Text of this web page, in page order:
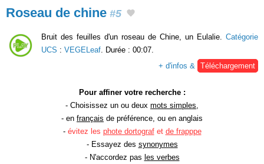
Roseau de chine #5
Bruit des feuilles d'un roseau de Chine, un Eulalie. Catégorie
UCS : VEGELeaf . Durée : 00:07.
+ d'infos &
Téléchargement
Pour affiner votre recherche :
- Choisissez un ou deux mots simples
- en français de préférence, ou en anglais
- évitez les phote dortografet de frapppe
- Essayez des synonymes
- N'accordez pas les verbes